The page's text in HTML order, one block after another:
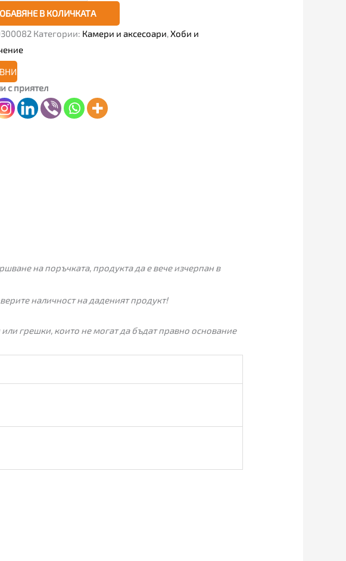
В КОЛИЧКАТА
Категории: Камери и аксесоари,Хоби и
с приятел
на поръчката, продукта да е вече изчерпан в
наличност на даденият продукт!
грешки, които не могат да бъдат правно основание